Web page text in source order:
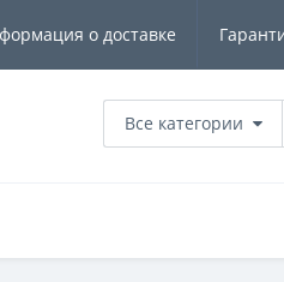
о доставке
Все категории